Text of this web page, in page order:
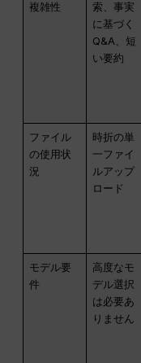
複雑性
索、事実
に基づく
Q&A、短
い要約
ファイル
の使用状
況
時折の単
一ファイ
ルアップ
ロード
モデル要
件
高度なモ
デル選択
は必要あ
りません